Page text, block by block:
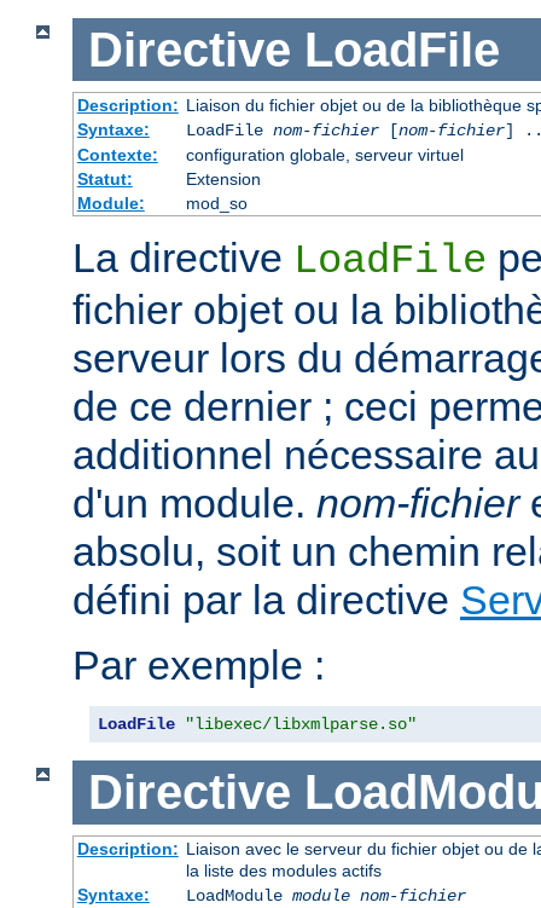
Directive LoadFile
Description: Liaison du fichier objet ou de la bibliothèque
Syntaxe:
LoadFile nom-fichier[nom-fichier]
Contexte:
configuration globale, serveur virtuel
Statut:
Extension
Module:
mod_so
La directive LoadFile
fichier objet ou la
serveur lors du
de ce dernier ; ceci
additionnel nécessaire
d'un module. nom-fichier
absolu, soit un chemin
défini par la directive
Par exemple :
LoadFile "libexec/libxmlparse.so"
Directive
Description: Liaison avec le serveur du fichier objet ou de
la liste des modules actifs
Syntaxe:
LoadModule module nom-fichier